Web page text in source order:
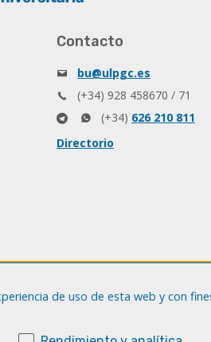
Contacto
bu@ulpgc.es
(+34) 928 458670 / 71
(+34) 626 210 811
Directorio
de uso de esta web y con